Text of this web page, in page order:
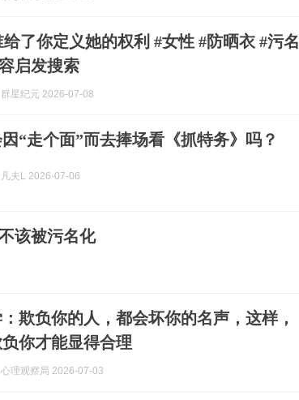
给了你定义她的权利 #女性 #防晒衣 #污名
启发搜索
群星纪元 2026-07-08
“走个面”而去捧场看《抓特务》吗？
凡夫L 2026-07-06
该被污名化
欺负你的人，都会坏你的名声，这样，
你才能显得合理
心理观察局 2026-07-03